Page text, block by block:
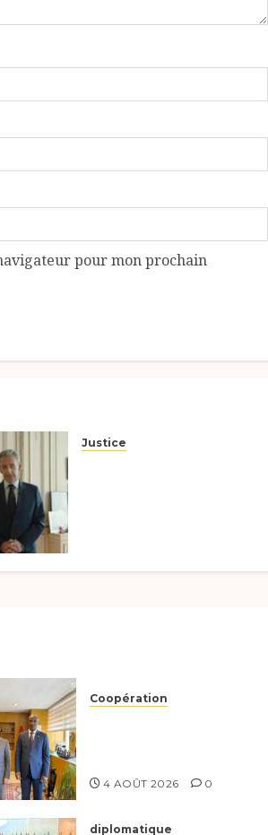
pour mon prochain
Justice
Coopération
4 AOÛT 2026 0
diplomatique